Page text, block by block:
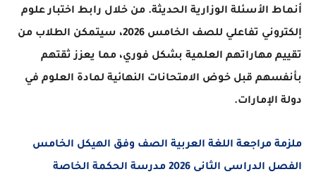
أنماط الأسئلة الوزارية الحديثة. من خلال رابط اختبار علوم
إلكتروني تفاعلي للصف الخامس 2026، سيتمكن الطلاب من
تقييم مهاراتهم العلمية بشكل فوري، مما يعزز ثقتهم
بأنفسهم قبل خوض الامتحانات النهائية لمادة العلوم في
دولة الإمارات.
ملزمة مراجعة اللغة العربية الصف وفق الهيكل الخامس
الفصل الدراسى الثانى 2026 مدرسة الحكمة الخاصة